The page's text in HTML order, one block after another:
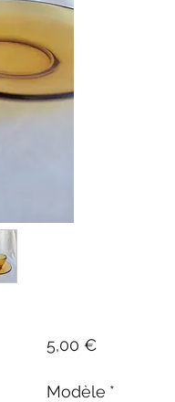
5,00 €Prix
Modèle *